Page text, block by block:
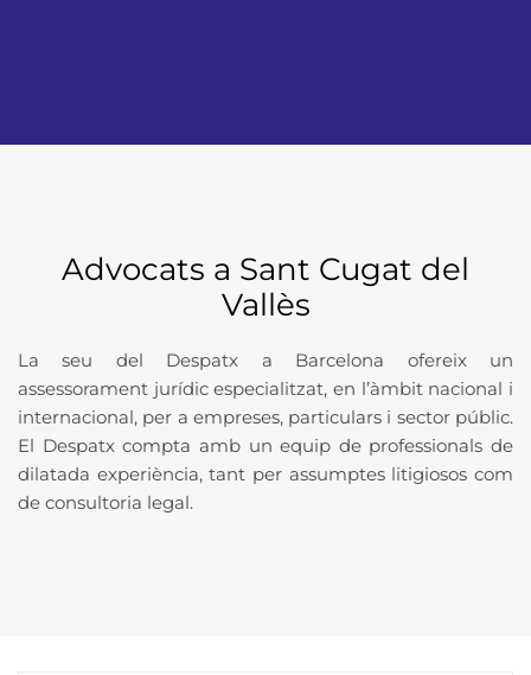
Advocats a Sant Cugat del
Vallès
La seu del Despatx a Barcelona ofereix un
assessorament jurídic especialitzat, en l’àmbit nacional i
internacional, per a empreses, particulars i sector públic.
El Despatx compta amb un equip de professionals de
dilatada experiència, tant per assumptes litigiosos com
de consultoria legal.